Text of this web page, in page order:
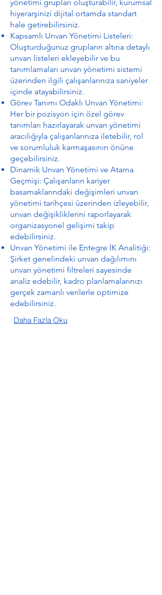
yönetimi grupları oluşturabilir, kurumsal
hiyerarşinizi dijital ortamda standart
hale getirebilirsiniz.
Kapsamlı Unvan Yönetimi Listeleri:
Oluşturduğunuz grupların altına detaylı
unvan listeleri ekleyebilir ve bu
tanımlamaları unvan yönetimi sistemi
üzerinden ilgili çalışanlarınıza saniyeler
içinde atayabilirsiniz.
Görev Tanımı Odaklı Unvan Yönetimi:
Her bir pozisyon için özel görev
tanımları hazırlayarak unvan yönetimi
aracılığıyla çalışanlarınıza iletebilir, rol
ve sorumluluk karmaşasının önüne
geçebilirsiniz.
Dinamik Unvan Yönetimi ve Atama
Geçmişi: Çalışanların kariyer
basamaklarındaki değişimleri unvan
yönetimi tarihçesi üzerinden izleyebilir,
unvan değişikliklerini raporlayarak
organizasyonel gelişimi takip
edebilirsiniz.
Unvan Yönetimi ile Entegre İK Analitiği:
Şirket genelindeki unvan dağılımını
unvan yönetimi filtreleri sayesinde
analiz edebilir, kadro planlamalarınızı
gerçek zamanlı verilerle optimize
edebilirsiniz.
Daha Fazla Oku